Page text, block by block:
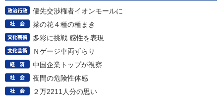
優先交渉権者イオンモールに
菜の花４種の種まき
多彩に挑戦 感性を表現
Ｎゲージ車両ずらり
中国企業トップが視察
夜間の危険性体感
２万2211人分の思い